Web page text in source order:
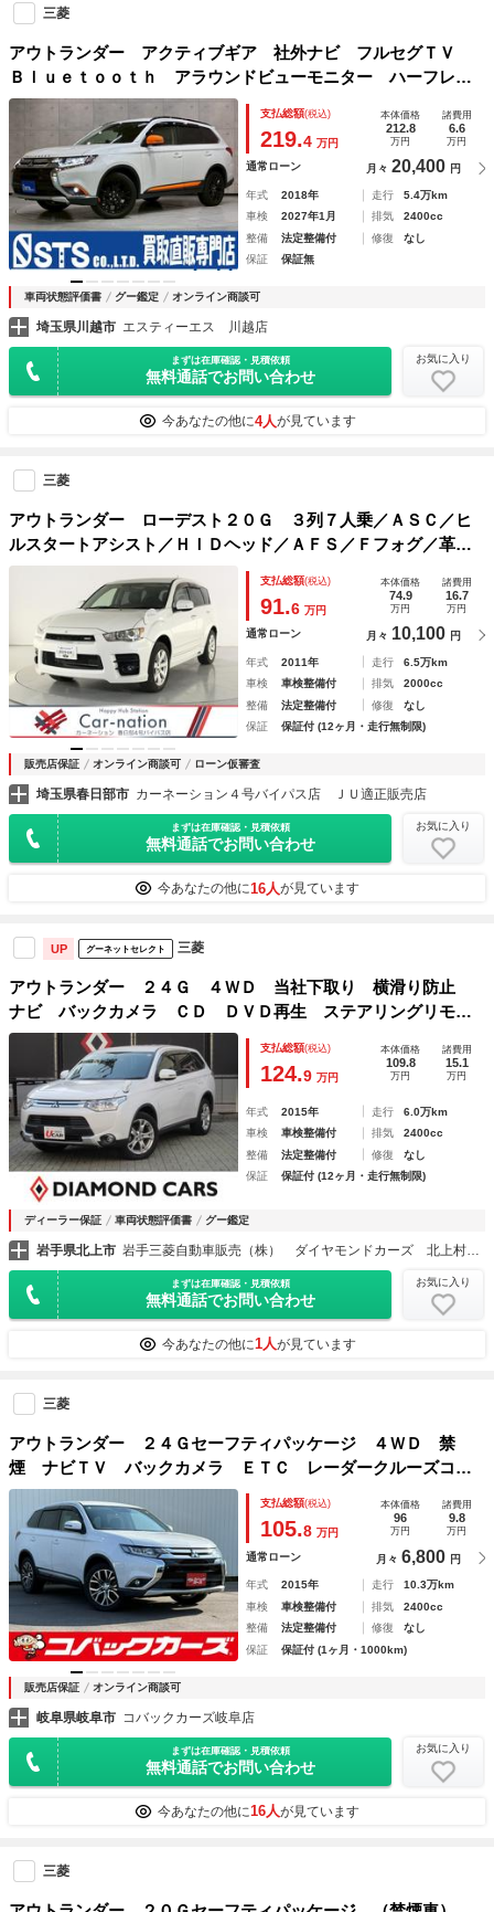
三菱
アウトランダー アクティブギア 社外ナビ フルセグＴＶ
Ｂｌｕｅｔｏｏｔｈ アラウンドビューモニター ハーフレザ
ーシート ＬＥＤヘッドライト 純正１８インチＡＷ ステア
ヒーター レーダークルーズ スマートキー 予備キー ＥＴ
Ｃ車載器
支払総額(税込)
219.4 万円
本体価格
212.8
万円
諸費用
6.6
万円
通常ローン 月々 20,400 円
年式 2018年 走行
5.4万km
車検
2027年1月 排気
2400cc
整備
法定整備付 修復
なし
保証
保証無
車両状態評価書 グー鑑定 オンライン商談可
埼玉県川越市 エスティーエス 川越店
まずは在庫確認・見積依頼
無料通話でお問い合わせ
お気に入り
今あなたの他に4人が見ています
三菱
アウトランダー ローデスト２０Ｇ ３列７人乗／ＡＳＣ／ヒ
ルスタートアシスト／ＨＩＤヘッド／ＡＦＳ／Ｆフォグ／革巻
きステアリング／ハーフレザーシート／Ｃｌａｒｉｏｎ製ナビ
／フルセグＴＶ／ＤＶＤ再生／Ｂｌｕｅｔｏｏｔｈ／バックカ
支払総額(税込)
91.6 万円
本体価格
74.9
万円
諸費用
16.7
万円
通常ローン 月々 10,100 円
年式 2011年 走行
6.5万km
車検
車検整備付 排気
2000cc
整備
法定整備付 修復
なし
保証
保証付 (12ヶ月・走行無制限)
販売店保証 オンライン商談可 ローン仮審査
埼玉県春日部市 カーネーション４号バイパス店 ＪＵ適正販売店
まずは在庫確認・見積依頼
無料通話でお問い合わせ
お気に入り
今あなたの他に16人が見ています
UP グーネットセレクト 三菱
アウトランダー ２４Ｇ ４ＷＤ 当社下取り 横滑り防止
ナビ バックカメラ ＣＤ ＤＶＤ再生 ステアリングリモコ
ン 追従クルーズコントロール ｂｌｕｅｔｏｏｔｈ接続
支払総額(税込)
124.9 万円
本体価格
109.8
万円
諸費用
15.1
万円
年式 2015年 走行
6.0万km
車検
車検整備付 排気
2400cc
整備
法定整備付 修復
なし
保証
保証付 (12ヶ月・走行無制限)
ディーラー保証 車両状態評価書 グー鑑定
岩手県北上市 岩手三菱自動車販売（株） ダイヤモンドカーズ 北上村崎野
まずは在庫確認・見積依頼
無料通話でお問い合わせ
お気に入り
今あなたの他に1人が見ています
三菱
アウトランダー ２４Ｇセーフティパッケージ ４ＷＤ 禁
煙 ナビＴＶ バックカメラ ＥＴＣ レーダークルーズコン
トロール スマートキー プッシュスタート ＤＶＤ再生 純
正１８アルミホイール
支払総額(税込)
105.8 万円
本体価格
96
万円
諸費用
9.8
万円
通常ローン 月々 6,800 円
年式 2015年 走行
10.3万km
車検
車検整備付 排気
2400cc
整備
法定整備付 修復
なし
保証
保証付 (1ヶ月・1000km)
販売店保証 オンライン商談可
岐阜県岐阜市 コバックカーズ岐阜店
まずは在庫確認・見積依頼
無料通話でお問い合わせ
お気に入り
今あなたの他に16人が見ています
三菱